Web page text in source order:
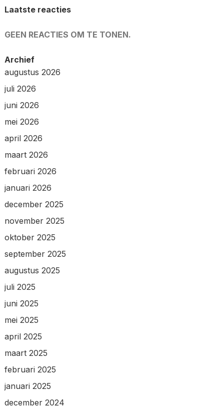
Laatste reacties
GEEN REACTIES OM TE TONEN.
Archief
augustus 2026
juli 2026
juni 2026
mei 2026
april 2026
maart 2026
februari 2026
januari 2026
december 2025
november 2025
oktober 2025
september 2025
augustus 2025
juli 2025
juni 2025
mei 2025
april 2025
maart 2025
februari 2025
januari 2025
december 2024